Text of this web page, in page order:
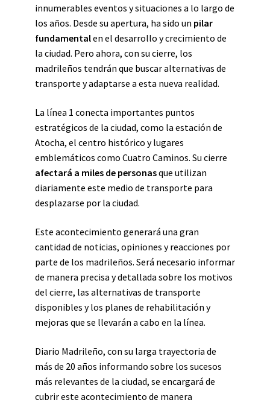
innumerables eventos y situaciones a lo largo de
los años. Desde su apertura, ha sido un pilar
fundamentalen el desarrollo y crecimiento de
la ciudad. Pero ahora, con su cierre, los
madrileños tendrán que buscar alternativas de
transporte y adaptarse a esta nueva realidad.
La línea 1 conecta importantes puntos
estratégicos de la ciudad, como la estación de
Atocha, el centro histórico y lugares
emblemáticos como Cuatro Caminos. Su cierre
afectará a miles de personasque utilizan
diariamente este medio de transporte para
desplazarse por la ciudad.
Este acontecimiento generará una gran
cantidad de noticias, opiniones y reacciones por
parte de los madrileños. Será necesario informar
de manera precisa y detallada sobre los motivos
del cierre, las alternativas de transporte
disponibles y los planes de rehabilitación y
mejoras que se llevarán a cabo en la línea.
Diario Madrileño, con su larga trayectoria de
más de 20 años informando sobre los sucesos
más relevantes de la ciudad, se encargará de
cubrir este acontecimiento de manera